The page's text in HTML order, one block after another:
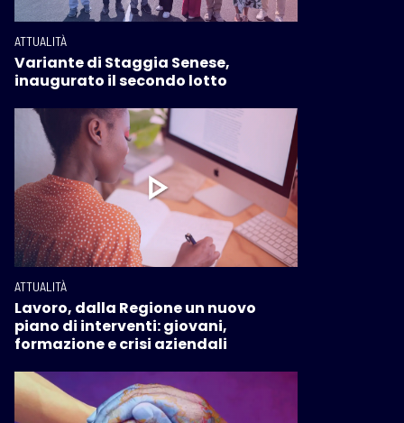
ATTUALITÀ
Variante di Staggia Senese,
inaugurato il secondo lotto
ATTUALITÀ
Lavoro, dalla Regione un nuovo
piano di interventi: giovani,
formazione e crisi aziendali